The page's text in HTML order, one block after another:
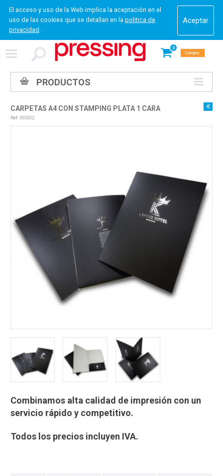
El acceso y uso de la Web implica la aceptación en el
uso de las cookies que se detallan en la politica de
privacidad .
0
Comprar
PRODUCTOS
CARPETAS A4 CON STAMPING PLATA 1 CARA
Ref. 00002
Combinamos alta calidad de impresión con un
servicio rápido y competitivo.
Todos los precios incluyen IVA.